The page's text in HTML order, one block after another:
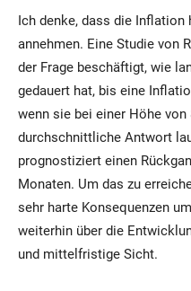
Ich denke, dass die
annehmen. Eine Studie von
der Frage beschäftigt, wie
gedauert hat, bis eine
wenn sie bei einer Höhe von
durchschnittliche Antwort
prognostiziert einen
Monaten. Um das zu
sehr harte Konsequenzen
weiterhin über die
und mittelfristige Sicht.